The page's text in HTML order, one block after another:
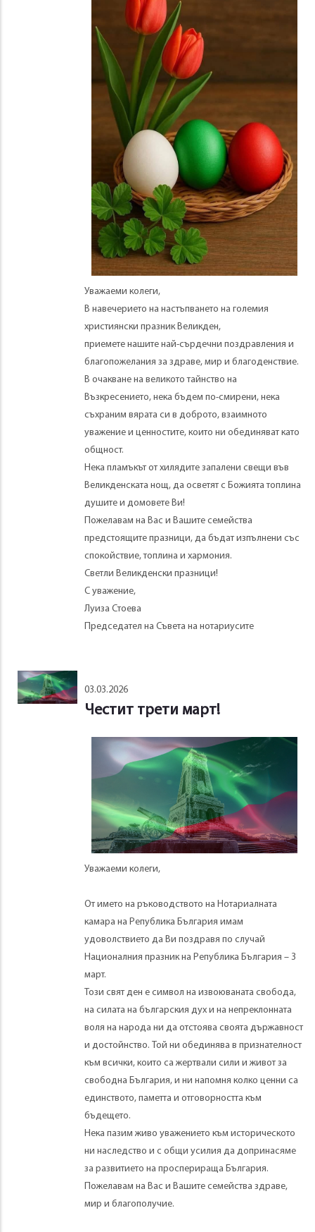
Уважаеми колеги,
В навечерието на настъпването на големия
християнски празник Великден,
приемете нашите най-сърдечни поздравления и
благопожелания за здраве, мир и благоденствие.
В очакване на великото тайнство на
Възкресението, нека бъдем по-смирени, нека
съхраним вярата си в доброто, взаимното
уважение и ценностите, които ни обединяват като
общност.
Нека пламъкът от хилядите запалени свещи във
Великденската нощ, да осветят с Божията топлина
душите и домовете Ви!
Пожелавам на Вас и Вашите семейства
предстоящите празници, да бъдат изпълнени със
спокойствие, топлина и хармония.
Светли Великденски празници!
С уважение,
Луиза Стоева
Председател на Съвета на нотариусите
03.03.2026
Честит трети март!
Уважаеми колеги,
От името на ръководството на Нотариалната
камара на Република България имам
удоволствието да Ви поздравя по случай
Националния празник на Република България – 3
март.
Този свят ден е символ на извоюваната свобода,
на силата на българския дух и на непреклонната
воля на народа ни да отстоява своята държавност
и достойнство. Той ни обединява в признателност
към всички, които са жертвали сили и живот за
свободна България, и ни напомня колко ценни са
единството, паметта и отговорността към
бъдещето.
Нека пазим живо уважението към историческото
ни наследство и с общи усилия да допринасяме
за развитието на просперираща България.
Пожелавам на Вас и Вашите семейства здраве,
мир и благополучие.